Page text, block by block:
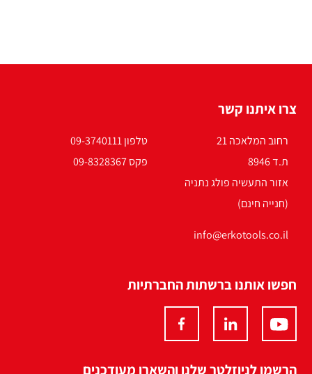
צרו איתנו קשר
רחוב המלאכה 21
ת.ד 8946
אזור התעשיה פולג נתניה
(חנייה חינם)
טלפון 09-3740111
פקס 09-8328367
info@erkotools.co.il
חפשו אותנו ברשתות החברתיות
הרשמו לניוזלטר שלנו והשארו מעודכנים